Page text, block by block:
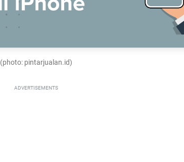
(photo: pintarjualan.id)
ADVERTISEMENTS